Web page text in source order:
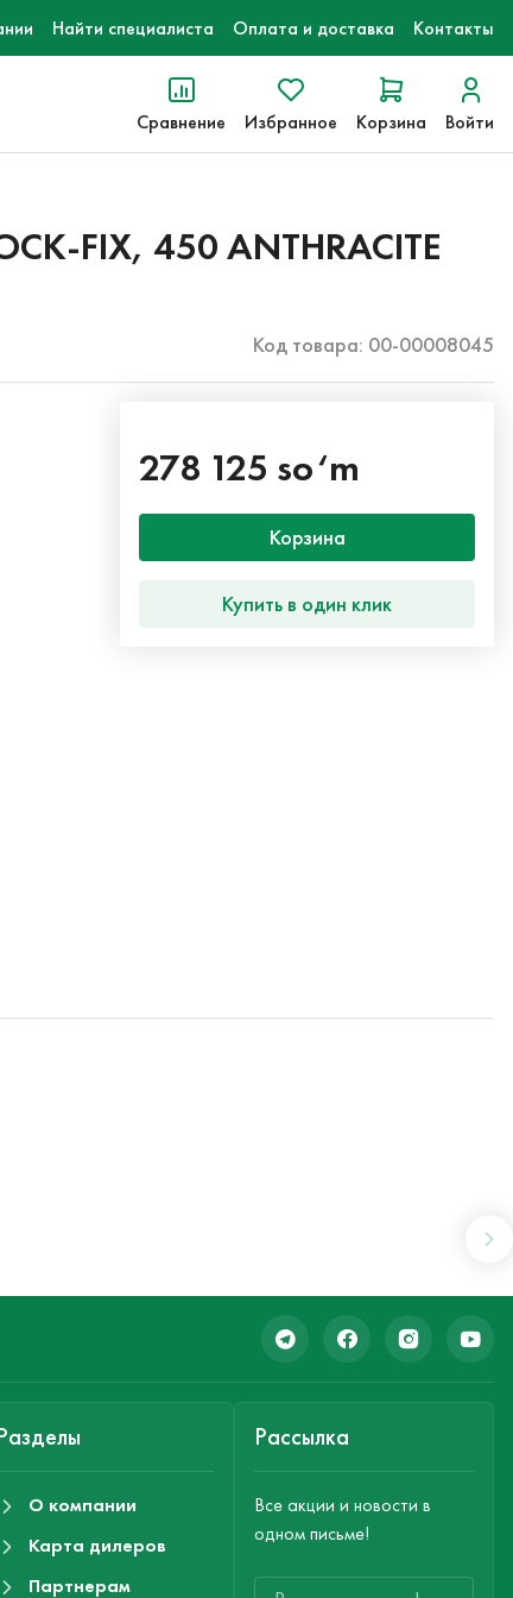
Найти специалиста Оплата и доставка Контакты
Сравнение Избранное Корзина Войти
FIX, 450 ANTHRACITE
Код товара: 00-00008045
278 125 so‘m
Корзина
Купить в один клик
О компании
Карта дилеров
Партнерам
Рассылка
Все акции и новости в
одном письме!